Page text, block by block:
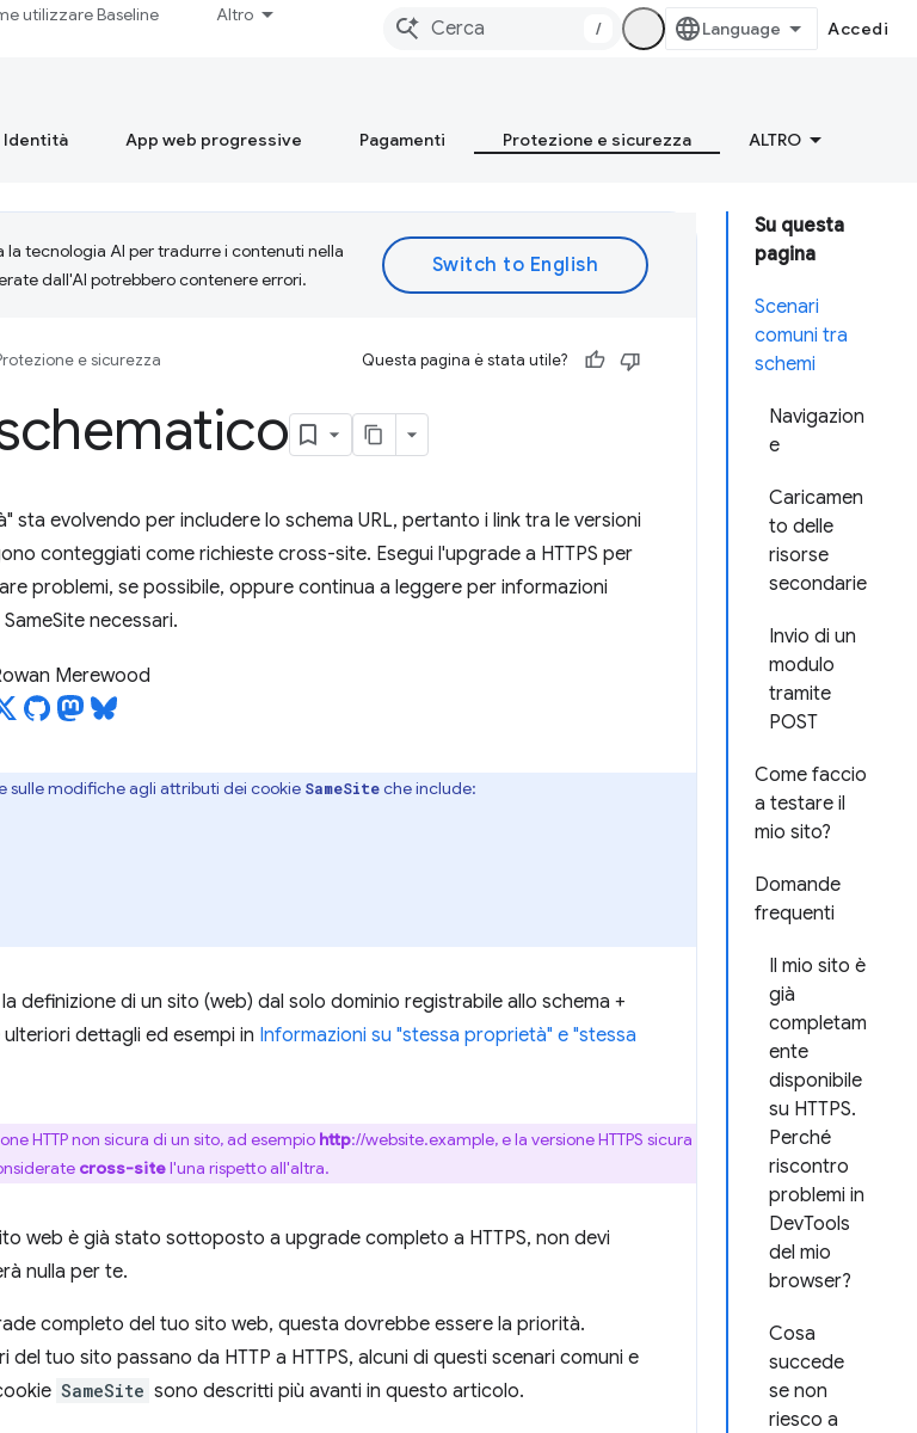
utilizzare Baseline Altro
/ Accedi
Identità App web progressive Pagamenti Protezione e sicurezza ALTRO
Su questa
pagina
Scenari
comuni tra
schemi
Navigazion
e
Caricamen
to delle
risorse
secondarie
Invio di un
modulo
tramite
POST
Come faccio
a testare il
mio sito?
Domande
frequenti
Il mio sito è
già
completam
ente
disponibile
su HTTPS.
Perché
riscontro
problemi in
DevTools
del mio
browser?
Cosa
succede
se non
riesco a
la tecnologia AI per tradurre i contenuti nella
dall'AI potrebbero contenere errori.
e sicurezza Questa pagina è stata utile?
sta evolvendo per includere lo schema URL, pertanto i link tra le versioni
conteggiati come richieste cross-site. Esegui l'upgrade a HTTPS per
problemi, se possibile, oppure continua a leggere per informazioni
necessari.
Merewood
sulle modifiche agli attributi dei cookie SameSiteche include:
definizione di un sito (web) dal solo dominio registrabile allo schema +
dettagli ed esempi in Informazioni su "stessa proprietà" e "stessa
HTTP non sicura di un sito, ad esempio http://website.example, e la versione HTTPS sicura
cross-sitel'una rispetto all'altra.
web è già stato sottoposto a upgrade completo a HTTPS, non devi
nulla per te.
completo del tuo sito web, questa dovrebbe essere la priorità.
del tuo sito passano da HTTP a HTTPS, alcuni di questi scenari comuni e
SameSite sono descritti più avanti in questo articolo.